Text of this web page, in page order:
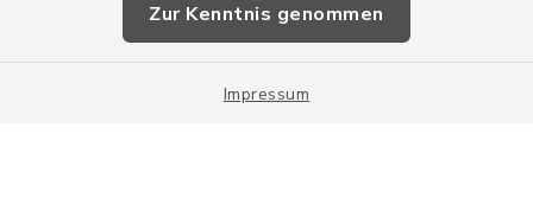
Zur Kenntnis genommen
Impressum
Impressum
Sitemap